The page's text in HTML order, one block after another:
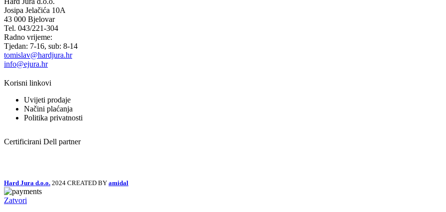
Josipa Jelačića 10A
43 000 Bjelovar
Tel. 043/221-304
Radno vrijeme:
Tjedan: 7-16, sub: 8-14
tomislav@hardjura.hr
info@ejura.hr
Korisni linkovi
Uvijeti prodaje
Načini plaćanja
Politika privatnosti
Certificirani Dell partner
Hard Jura d.o.o. 2024 CREATED BY amidal
Zatvori